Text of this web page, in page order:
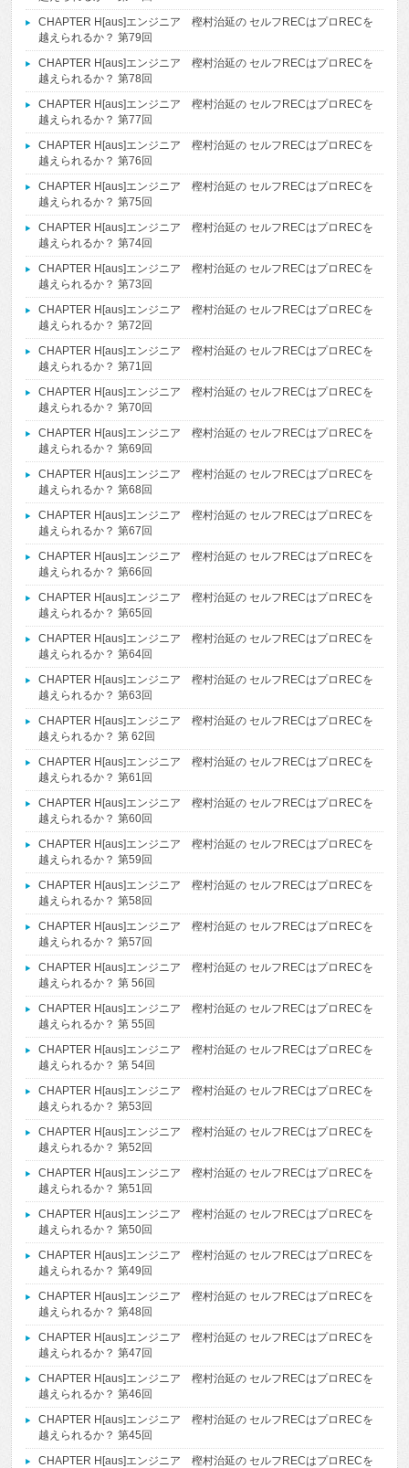
CHAPTER H[aus]エンジニア 樫村治延の セルフRECはプロRECを
越えられるか？ 第79回
CHAPTER H[aus]エンジニア 樫村治延の セルフRECはプロRECを
越えられるか？ 第78回
CHAPTER H[aus]エンジニア 樫村治延の セルフRECはプロRECを
越えられるか？ 第77回
CHAPTER H[aus]エンジニア 樫村治延の セルフRECはプロRECを
越えられるか？ 第76回
CHAPTER H[aus]エンジニア 樫村治延の セルフRECはプロRECを
越えられるか？ 第75回
CHAPTER H[aus]エンジニア 樫村治延の セルフRECはプロRECを
越えられるか？ 第74回
CHAPTER H[aus]エンジニア 樫村治延の セルフRECはプロRECを
越えられるか？ 第73回
CHAPTER H[aus]エンジニア 樫村治延の セルフRECはプロRECを
越えられるか？ 第72回
CHAPTER H[aus]エンジニア 樫村治延の セルフRECはプロRECを
越えられるか？ 第71回
CHAPTER H[aus]エンジニア 樫村治延の セルフRECはプロRECを
越えられるか？ 第70回
CHAPTER H[aus]エンジニア 樫村治延の セルフRECはプロRECを
越えられるか？ 第69回
CHAPTER H[aus]エンジニア 樫村治延の セルフRECはプロRECを
越えられるか？ 第68回
CHAPTER H[aus]エンジニア 樫村治延の セルフRECはプロRECを
越えられるか？ 第67回
CHAPTER H[aus]エンジニア 樫村治延の セルフRECはプロRECを
越えられるか？ 第66回
CHAPTER H[aus]エンジニア 樫村治延の セルフRECはプロRECを
越えられるか？ 第65回
CHAPTER H[aus]エンジニア 樫村治延の セルフRECはプロRECを
越えられるか？ 第64回
CHAPTER H[aus]エンジニア 樫村治延の セルフRECはプロRECを
越えられるか？ 第63回
CHAPTER H[aus]エンジニア 樫村治延の セルフRECはプロRECを
越えられるか？ 第 62回
CHAPTER H[aus]エンジニア 樫村治延の セルフRECはプロRECを
越えられるか？ 第61回
CHAPTER H[aus]エンジニア 樫村治延の セルフRECはプロRECを
越えられるか？ 第60回
CHAPTER H[aus]エンジニア 樫村治延の セルフRECはプロRECを
越えられるか？ 第59回
CHAPTER H[aus]エンジニア 樫村治延の セルフRECはプロRECを
越えられるか？ 第58回
CHAPTER H[aus]エンジニア 樫村治延の セルフRECはプロRECを
越えられるか？ 第57回
CHAPTER H[aus]エンジニア 樫村治延の セルフRECはプロRECを
越えられるか？ 第 56回
CHAPTER H[aus]エンジニア 樫村治延の セルフRECはプロRECを
越えられるか？ 第 55回
CHAPTER H[aus]エンジニア 樫村治延の セルフRECはプロRECを
越えられるか？ 第 54回
CHAPTER H[aus]エンジニア 樫村治延の セルフRECはプロRECを
越えられるか？ 第53回
CHAPTER H[aus]エンジニア 樫村治延の セルフRECはプロRECを
越えられるか？ 第52回
CHAPTER H[aus]エンジニア 樫村治延の セルフRECはプロRECを
越えられるか？ 第51回
CHAPTER H[aus]エンジニア 樫村治延の セルフRECはプロRECを
越えられるか？ 第50回
CHAPTER H[aus]エンジニア 樫村治延の セルフRECはプロRECを
越えられるか？ 第49回
CHAPTER H[aus]エンジニア 樫村治延の セルフRECはプロRECを
越えられるか？ 第48回
CHAPTER H[aus]エンジニア 樫村治延の セルフRECはプロRECを
越えられるか？ 第47回
CHAPTER H[aus]エンジニア 樫村治延の セルフRECはプロRECを
越えられるか？ 第46回
CHAPTER H[aus]エンジニア 樫村治延の セルフRECはプロRECを
越えられるか？ 第45回
CHAPTER H[aus]エンジニア 樫村治延の セルフRECはプロRECを